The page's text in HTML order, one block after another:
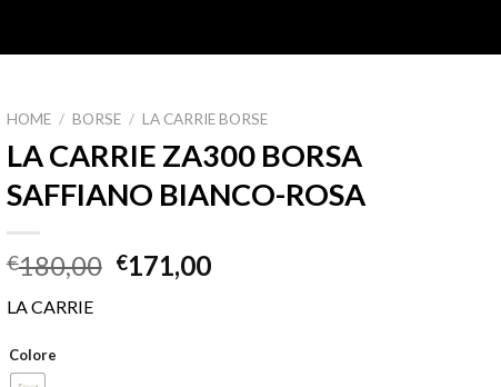
HOME / BORSE / LA CARRIE BORSE
LA CARRIE ZA300 BORSA
SAFFIANO BIANCO-ROSA
€180,00 €171,00
LA CARRIE
Colore